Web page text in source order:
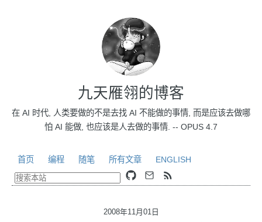
九天雁翎的博客
在 AI 时代, 人类要做的不是去找 AI 不能做的事情, 而是应该去做哪
怕 AI 能做, 也应该是人去做的事情. -- OPUS 4.7
首页 编程 随笔 所有文章 ENGLISH
2008年11月01日